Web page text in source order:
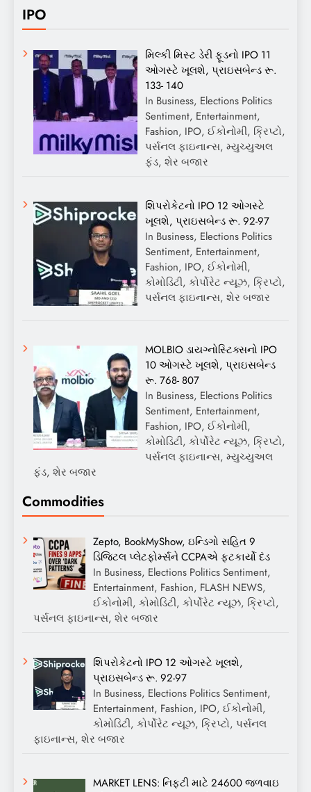
IPO
મિલ્કી મિસ્ટ ડેરી ફૂડનો IPO 11
ઓગસ્ટે ખૂલશે, પ્રાઇસબેન્ડ રૂ.
133- 140
In Business, Elections Politics
Sentiment, Entertainment,
Fashion, IPO, ઈકોનોમી, ક્રિપ્ટો,
પર્સનલ ફાઇનાન્સ, મ્યુચ્યુઅલ
ફંડ, શેર બજાર
શિપરોકેટનો IPO 12 ઓગસ્ટે
ખૂલશે, પ્રાઇસબેન્ડ રૂ. 92-97
In Business, Elections Politics
Sentiment, Entertainment,
Fashion, IPO, ઈકોનોમી,
કોમોડિટી, કોર્પોરેટ ન્યૂઝ, ક્રિપ્ટો,
પર્સનલ ફાઇનાન્સ, શેર બજાર
MOLBIO ડાયગ્નોસ્ટિક્સનો IPO
10 ઓગસ્ટે ખૂલશે, પ્રાઇસબેન્ડ
રૂ. 768- 807
In Business, Elections Politics
Sentiment, Entertainment,
Fashion, IPO, ઈકોનોમી,
કોમોડિટી, કોર્પોરેટ ન્યૂઝ, ક્રિપ્ટો,
પર્સનલ ફાઇનાન્સ, મ્યુચ્યુઅલ
ફંડ, શેર બજાર
Commodities
Zepto, BookMyShow, ઇન્ડિગો સહિત 9
ડિજિટલ પ્લેટફોર્મ્સને CCPAએ ફટકાર્યો દંડ
In Business, Elections Politics Sentiment,
Entertainment, Fashion, FLASH NEWS,
ઈકોનોમી, કોમોડિટી, કોર્પોરેટ ન્યૂઝ, ક્રિપ્ટો,
પર્સનલ ફાઇનાન્સ, શેર બજાર
શિપરોકેટનો IPO 12 ઓગસ્ટે ખૂલશે,
પ્રાઇસબેન્ડ રૂ. 92-97
In Business, Elections Politics Sentiment,
Entertainment, Fashion, IPO, ઈકોનોમી,
કોમોડિટી, કોર્પોરેટ ન્યૂઝ, ક્રિપ્ટો, પર્સનલ
ફાઇનાન્સ, શેર બજાર
MARKET LENS: નિફ્ટી માટે 24600 જળવાઇ